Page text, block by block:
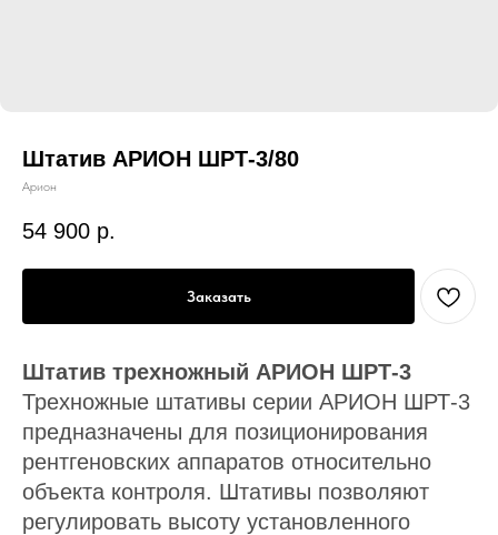
Штатив АРИОН ШРТ-3/80
Арион
54 900 р.
Заказать
Штатив трехножный АРИОН ШРТ-3
Трехножные штативы серии АРИОН ШРТ-3
предназначены для позиционирования
рентгеновских аппаратов относительно
объекта контроля. Штативы позволяют
регулировать высоту установленного